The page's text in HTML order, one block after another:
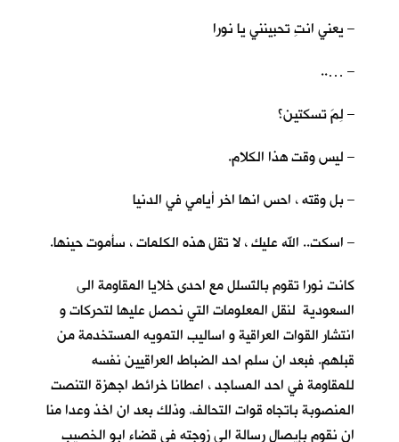
– يعني انتِ تحبينني يا نورا
– …..
– لِمَ تسكتين؟
– ليس وقت هذا الكلام.
– بل وقته ، احس انها اخر أيامي في الدنيا
– اسكت.. الله عليك ، لا تقل هذه الكلمات ، سأموت حينها.
كانت نورا تقوم بالتَسلل مع احدى خلايا المقاومة الى
السعودية لنقل المعلومات التي نحصل عليها لتحركات و
انتشار القوات العراقية و اساليب التمويه المستخدمة من
قبلهم. فبعد ان سلم احد الضباط العراقيين نفسه
للمقاومة في احد المساجد ، اعطانا خرائط اجهزة التنصت
المنصوبة باتجاه قوات التحالف. وذلك بعد ان اخذ وعدا منا
ان نقوم بإيصال رسالة الى زوجته في قضاء ابو الخصيب